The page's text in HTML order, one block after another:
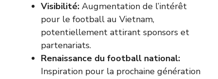
Visibilité: Augmentation de l’intérêt
pour le football au Vietnam,
potentiellement attirant sponsors et
partenariats.
Renaissance du football national:
Inspiration pour la prochaine génération